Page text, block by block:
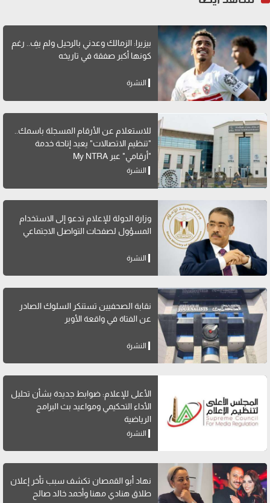
بيزيرا: الزمالك وعدني بالرحيل ولم يفِ.. رغم
كونها أكبر صفقة في تاريخه
النشرة
للاستعلام عن الأرقام المسجلة باسمك..
"تنظيم الاتصالات" يعيد إتاحة خدمة
"أرقامي" عبر My NTRA
النشرة
وزارة الدولة للإعلام تدعو إلى الاستخدام
المسؤول لصفحات التواصل الاجتماعي
النشرة
نقابة الصحفيين تستنكر السلوك الصادر
عن الفتاة في واقعة الأوبر
النشرة
الأعلى للإعلام: ضوابط جديدة بشأن تحليل
الأداء التحكيمي ومواعيد بث البرامج
الرياضية
النشرة
نهاد أبو القمصان تكشف سبب تأخر إعلان
طلاق هنادي مهنا وأحمد خالد صالح